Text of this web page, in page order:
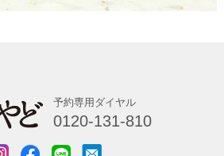
予約専用ダイヤル
0120-131-810